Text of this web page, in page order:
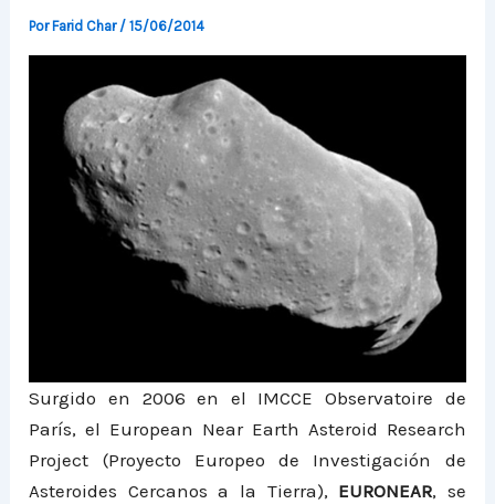
PorFarid Char /15/06/2014
Surgido en 2006 en el IMCCE Observatoire de
París, el European Near Earth Asteroid Research
Project (Proyecto Europeo de Investigación de
Asteroides Cercanos a la Tierra), EURONEAR, se